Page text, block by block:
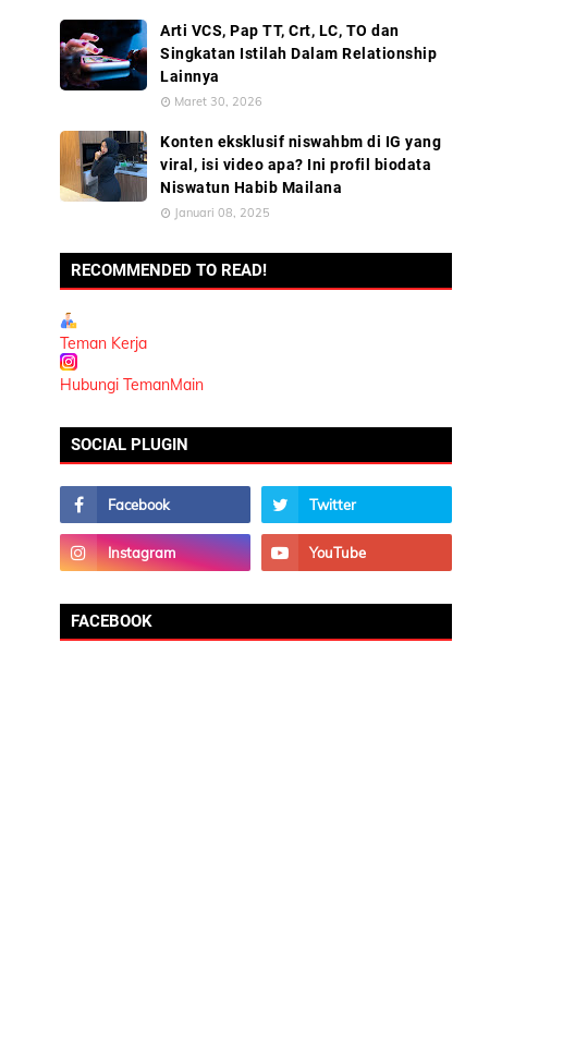
Arti VCS, Pap TT, Crt, LC, TO dan
Singkatan Istilah Dalam Relationship
Lainnya
Maret 30, 2026
Konten eksklusif niswahbm di IG yang
viral, isi video apa? Ini profil biodata
Niswatun Habib Mailana
Januari 08, 2025
RECOMMENDED TO READ!
Teman Kerja
Hubungi TemanMain
SOCIAL PLUGIN
FACEBOOK